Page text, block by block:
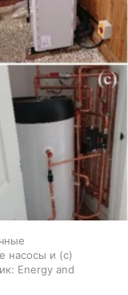
насосы и (c)
Energy and